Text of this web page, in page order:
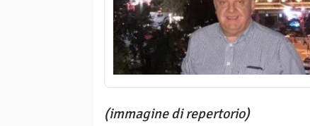
(immagine di repertorio)